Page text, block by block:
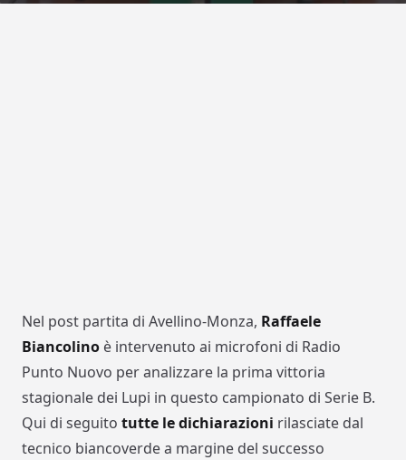
Nel post partita di Avellino-Monza, Raffaele
Biancolino è intervenuto ai microfoni di Radio
Punto Nuovo per analizzare la prima vittoria
stagionale dei Lupi in questo campionato di Serie B.
Qui di seguito tutte le dichiarazioni rilasciate dal
tecnico biancoverde a margine del successo